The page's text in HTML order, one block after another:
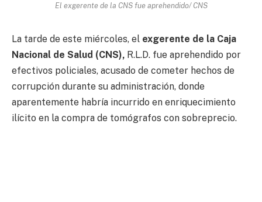
El exgerente de la CNS fue aprehendido/ CNS
La tarde de este miércoles, el exgerente de la Caja
Nacional de Salud (CNS), R.L.D. fue aprehendido por
efectivos policiales, acusado de cometer hechos de
corrupción durante su administración, donde
aparentemente habría incurrido en enriquecimiento
ilícito en la compra de tomógrafos con sobreprecio.